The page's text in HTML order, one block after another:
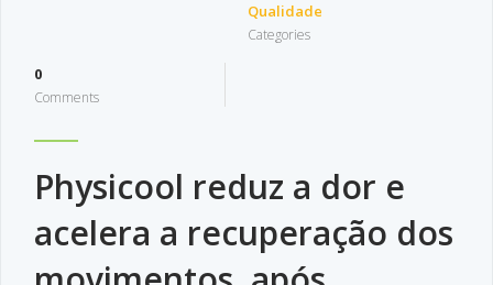
Qualidade
Categories
0
Comments
Physicool reduz a dor e
acelera a recuperação dos